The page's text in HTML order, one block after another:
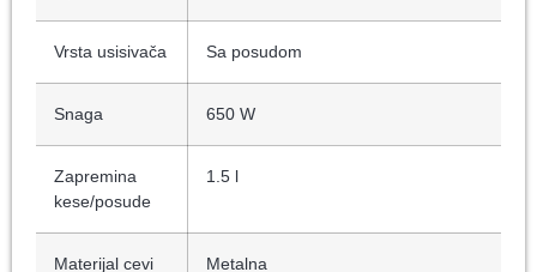
Vrsta usisivača Sa posudom
Snaga 650 W
Zapremina
kese/posude
1.5 l
Materijal cevi Metalna